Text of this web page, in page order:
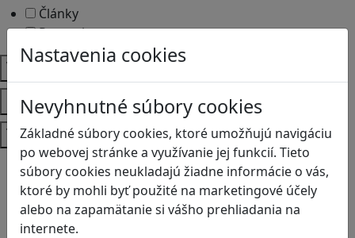
Nastavenia cookies
Nevyhnutné súbory cookies
Základné súbory cookies, ktoré umožňujú navigáciu
po webovej stránke a využívanie jej funkcií. Tieto
súbory cookies neukladajú žiadne informácie o vás,
ktoré by mohli byť použité na marketingové účely
alebo na zapamätanie si vášho prehliadania na
internete.
Články
Recenzie
Vek
Predmety
Témy
Bezpečnosť na internete
Čítanie s porozumením
Digitálna rovnováha
Ekológia